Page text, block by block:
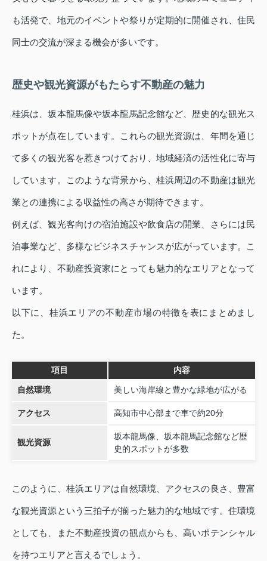
も活発で、地元のイベントや祭りが定期的に開催され、住民
同士の交流が深まる機会が多いです。
歴史や観光資源がもたらす不動産の魅力
桂浜は、坂本龍馬像や坂本龍馬記念館など、歴史的な観光ス
ポットが点在しています。これらの観光資源は、年間を通じ
て多くの観光客を惹きつけており、地域経済の活性化に寄与
しています。このような背景から、桂浜周辺の不動産は観光
業との連携による収益性の高さが期待できます。
例えば、観光客向けの宿泊施設や飲食店の開業、さらには民
泊事業など、多様なビジネスチャンスが広がっています。こ
れにより、不動産投資家にとっても魅力的なエリアとなって
います。
以下に、桂浜エリアの不動産市場の特徴を表にまとめまし
た。
項目 内容
自然環境 美しい海岸線と豊かな緑地が広がる
アクセス 高知市中心部まで車で約20分
観光資源
坂本龍馬像、坂本龍馬記念館など歴
史的スポットが多数
このように、桂浜エリアは自然環境、アクセスの良さ、豊富
な観光資源という三拍子が揃った魅力的な地域です。住環境
としても、また不動産投資の観点からも、高いポテンシャル
を持つエリアと言えるでしょう。